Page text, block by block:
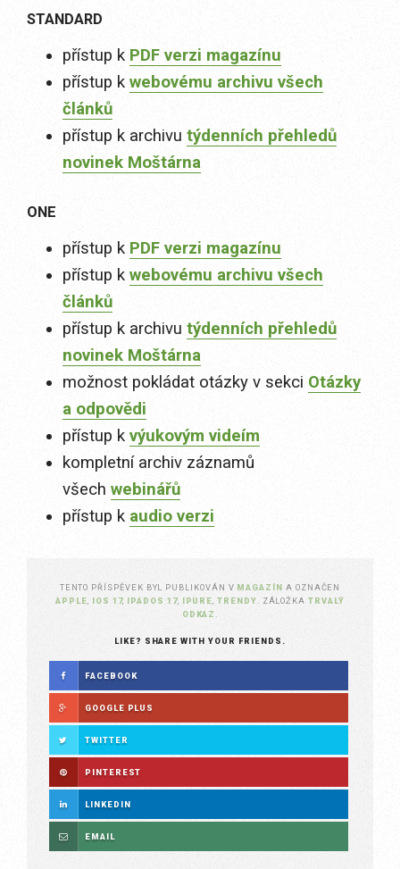
STANDARD
přístup k PDF verzi magazínu
přístup k webovému archivu všech
článků
přístup k archivu týdenních přehledů
novinek Moštárna
ONE
přístup k PDF verzi magazínu
přístup k webovému archivu všech
článků
přístup k archivu týdenních přehledů
novinek Moštárna
možnost pokládat otázky v sekci Otázky
a odpovědi
přístup k výukovým videím
kompletní archiv záznamů
všech webinářů
přístup k audio verzi
TENTO PŘÍSPĚVEK BYL PUBLIKOVÁN V MAGAZÍN A OZNAČEN
APPLE
IOS 17, IPADOS 17, IPURE ,TRENDY . ZÁLOŽKATRVALÝ
ODKAZ
LIKE? SHARE WITH YOUR FRIENDS.
FACEBOOK
GOOGLE PLUS
TWITTER
PINTEREST
LINKEDIN
EMAIL